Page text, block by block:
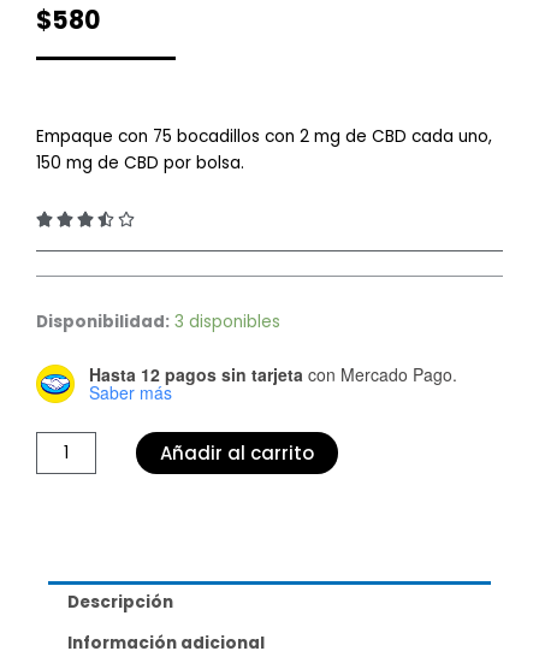
$580
Empaque con 75 bocadillos con 2 mg de CBD cada uno,
150 mg de CBD por bolsa.
    3.5/5
Disponibilidad: 3 disponibles
Hasta 12 pagos sin tarjeta con Mercado Pago.
Saber más
para
150
mg
cantidad
Añadir al carrito
Descripción
Información adicional